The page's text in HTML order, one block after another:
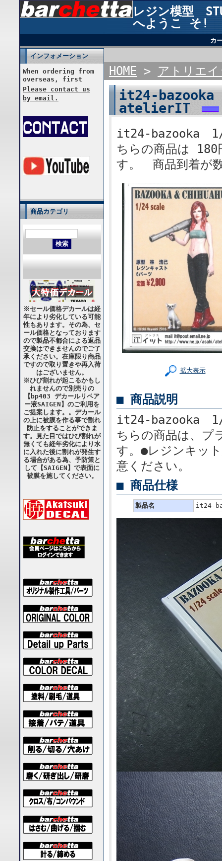
レジン模型
へようこ そ!
カ
インフォメーション
When ordering from
overseas, first
Please contact us
by email.
商品カテゴリ
※セール価格デカールは経
年により劣化している可能
性もあります。その為、セ
ール価格となっております
ので製品不都合による返品
交換はできませんのでご了
承ください。在庫限り商品
ですので取り置きや再入荷
はございません。
※ひび割れが起こるかもし
れませんので別売りの
【bp403 デカールリペア
ー液SAIGEN】のご利用を
ご提案します。。デカール
の上に被膜を作る事で割れ
防止をすることができま
す。見た目ではひび割れが
無くても経年劣化により水
に入れた後に割れが発生す
る場合がある為、予防策と
して【SAIGEN】で表面に
被膜を施してください。
HOME > アトリエ
it24-bazooka
atelierIT
it24-bazooka
ちらの商品は 180
す。 商品到着が
拡大表示
■ 商品説明
it24-bazooka
ちらの商品は、プ
す。●レジンキッ
意ください。
■ 商品仕様
製品名 it24-